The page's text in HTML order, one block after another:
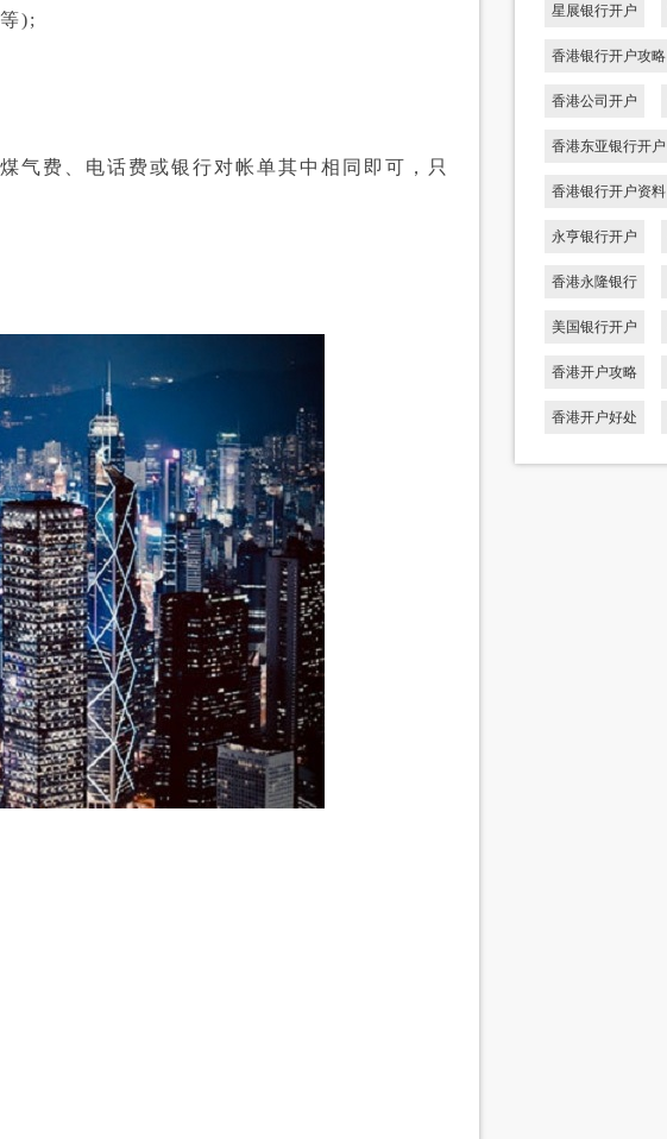
);
费、电话费或银行对帐单其中相同即可，只
星展银行开户
香港银行开户攻略
香港公司开户
香港东亚银行开户
香港银行开户资料
永亨银行开户
香港永隆银行
美国银行开户
香港开户攻略
香港开户好处